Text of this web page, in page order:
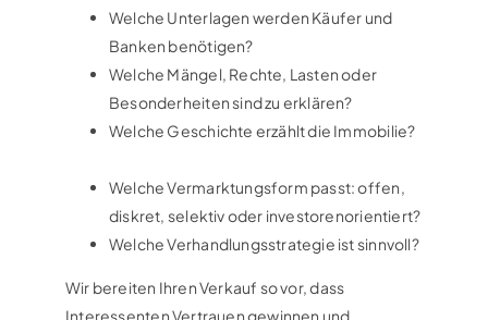
Welche Unterlagen werden Käufer und
Banken benötigen?
Welche Mängel, Rechte, Lasten oder
Besonderheiten sind zu erklären?
Welche Geschichte erzählt die Immobilie?
Welche Vermarktungsform passt: offen,
diskret, selektiv oder investorenorientiert?
Welche Verhandlungsstrategie ist sinnvoll?
Wir bereiten Ihren Verkauf so vor, dass
Interessenten Vertrauen gewinnen und